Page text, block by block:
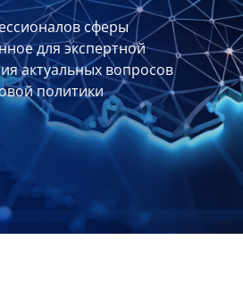
сферы
для экспертной
актуальных вопросов
политики